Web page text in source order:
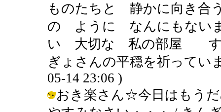
ものたちと 静かに向き合
の ように なんにもない
い 大切な 私の部屋 すし
ぎょさんの平穏を祈ってい
05-14 23:06 )
おき楽さん☆今日はもう